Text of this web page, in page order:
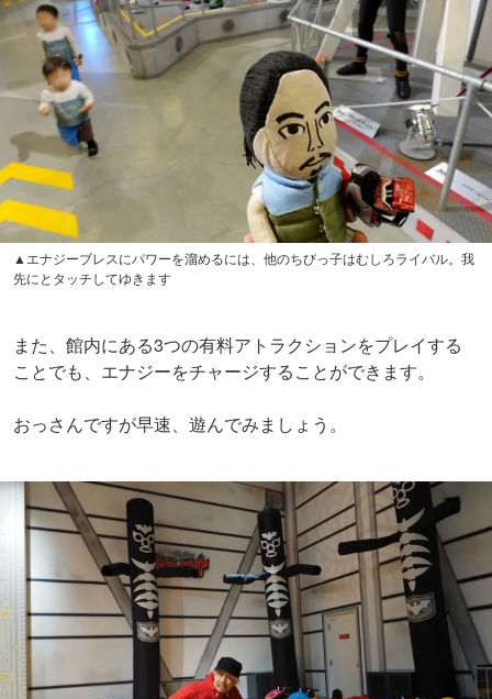
▲エナジーブレスにパワーを溜めるには、他のちびっ子はむしろライバル。我
先にとタッチしてゆきます
また、館内にある3つの有料アトラクションをプレイする
ことでも、エナジーをチャージすることができます。
おっさんですが早速、遊んでみましょう。